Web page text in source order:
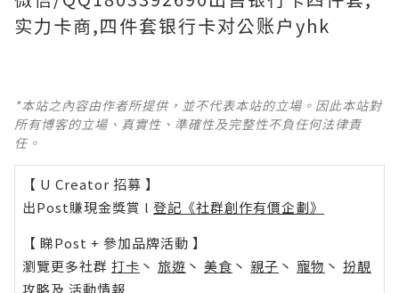
实力卡商,四件套银行卡对公账户yhk
*本站之內容由作者所提供，並不代表本站的立場。因此本站對
所有博客的立場、真實性、準確性及完整性不負任何法律責
任。
【 U Creator 招募 】
出Post賺現金獎賞 l 登記《社群創作有價企劃》
【 睇Post + 參加品牌活動 】
瀏覽更多社群 打卡 丶 旅遊 丶 美食 丶 親子 丶 寵物 丶 扮靚
攻略及 活動情報